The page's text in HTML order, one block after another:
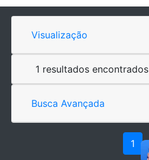
Visualização
1 resultados encontrados
Busca Avançada
1